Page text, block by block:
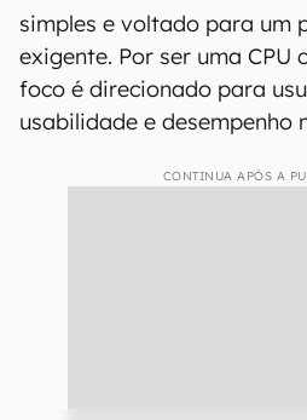
simples e voltado para um
exigente. Por ser uma CPU
foco é direcionado para
usabilidade e desempenho
CONTINUA APÓS A